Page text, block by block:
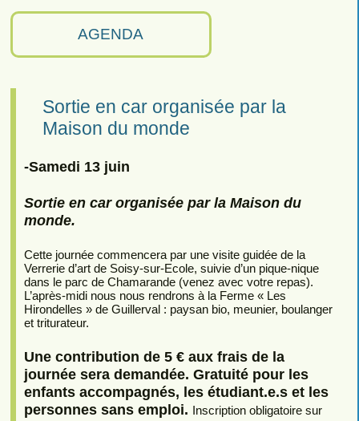
AGENDA
Sortie en car organisée par la
Maison du monde
-Samedi 13 juin
Sortie en car organisée par la Maison du
monde.
Cette journée commencera par une visite guidée de la
Verrerie d’art de Soisy-sur-Ecole, suivie d’un pique-nique
dans le parc de Chamarande (venez avec votre repas).
L’après-midi nous nous rendrons à la Ferme « Les
Hirondelles » de Guillerval : paysan bio, meunier, boulanger
et triturateur.
Une contribution de 5 € aux frais de la
journée sera demandée. Gratuité pour les
enfants accompagnés, les étudiant.e.s et les
personnes sans emploi. Inscription obligatoire sur